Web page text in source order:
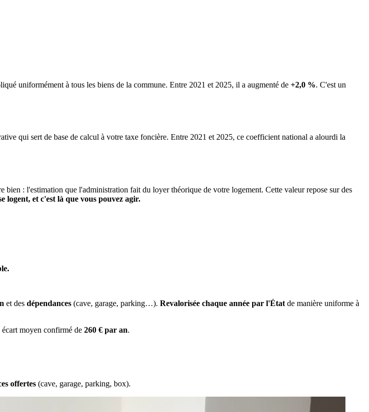
uniformément à tous les biens de la commune. Entre 2021 et 2025, il a augmenté de +2,0 %. C'est un
qui sert de base de calcul à votre taxe foncière. Entre 2021 et 2025, ce coefficient national a alourdi la
bien : l'estimation que l'administration fait du loyer théorique de votre logement. Cette valeur repose sur des
logent, et c'est là que vous pouvez agir.
et des dépendances (cave, garage, parking…). Revalorisée chaque année par l'État de manière uniforme à
moyen confirmé de 260 € par an.
offertes (cave, garage, parking, box).